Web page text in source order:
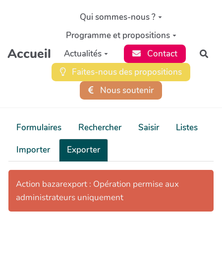
Aller au contenu principal
Accueil
Qui sommes-nous ?
Programme et propositions
Actualités
Contact
Faites-nous des propositions
Nous soutenir
Formulaires Rechercher Saisir
Listes
Importer
Exporter
Action bazarexport : Opération permise aux
administrateurs uniquement